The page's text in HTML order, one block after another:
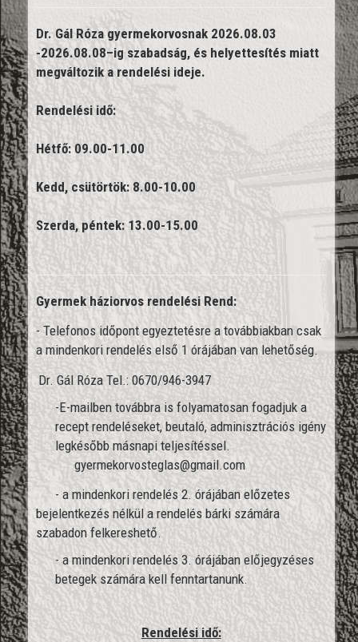
Dr. Gál Róza gyermekorvosnak 2026.08.03
-2026.08.08–ig szabadság, és helyettesítés miatt
megváltozik a rendelési ideje.
Rendelési idő:
Hétfő: 09.00-11.00
Kedd, csütörtök: 8.00-10.00
Szerda, péntek: 13.00-15.00
Gyermek háziorvos rendelési Rend:
- Telefonos időpont egyeztetésre a továbbiakban csak
a mindenkori rendelés első 1 órájában van lehetőség.
Dr. Gál Róza Tel.: 0670/946-3947
-E-mailben továbbra is folyamatosan fogadjuk a
recept rendeléseket, beutaló, adminisztrációs igény
legkésőbb másnapi teljesítéssel.
gyermekorvosteglas@gmail.com
- a mindenkori rendelés 2. órájában előzetes
bejelentkezés nélkül a rendelés bárki számára
szabadon felkereshető.
- a mindenkori rendelés 3. órájában előjegyzéses
betegek számára kell fenntartanunk.
Rendelési idő: